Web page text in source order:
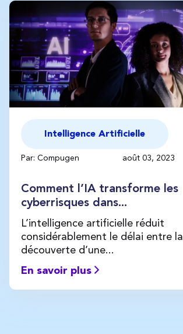
Intelligence Artificielle
Par: Compugen août 03, 2023
Comment l’IA transforme les
cyberrisques dans...
L’intelligence artificielle réduit
considérablement le délai entre la
découverte d’une...
En savoir plus